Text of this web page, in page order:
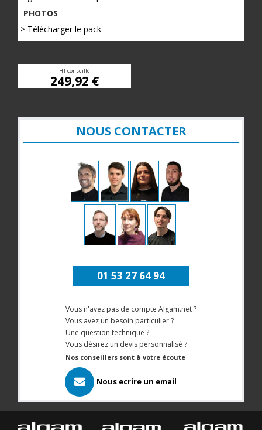
PHOTOS
> Télécharger le pack
HT conseillé
249,92 €
NOUS CONTACTER
01 53 27 64 94
Vous n'avez pas de compte Algam.net ?
Vous avez un besoin particulier ?
Une question technique ?
Vous désirez un devis personnalisé ?
Nos conseillers sont à votre écoute
Nous ecrire un email